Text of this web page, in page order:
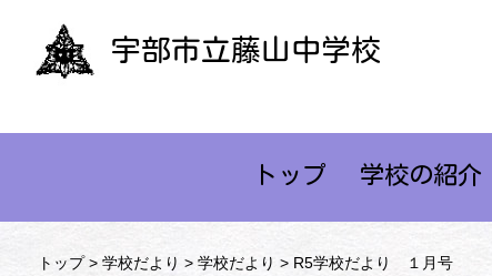
宇部市立藤山中学校
トップ 学校の紹介
トップ> 学校だより > 学校だより > R5学校だより １月号